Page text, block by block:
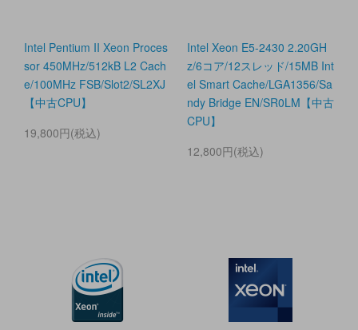
Intel Pentium II Xeon Proces
sor 450MHz/512kB L2 Cach
e/100MHz FSB/Slot2/SL2XJ
【中古CPU】
19,800円(税込)
Intel Xeon E5-2430 2.20GH
z/6コア/12スレッド/15MB Int
el Smart Cache/LGA1356/Sa
ndy Bridge EN/SR0LM【中古
CPU】
12,800円(税込)